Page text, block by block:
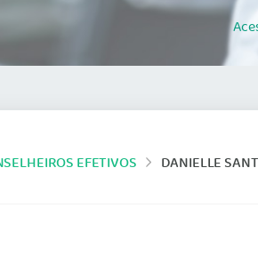
EFETIVOS DANIELLE